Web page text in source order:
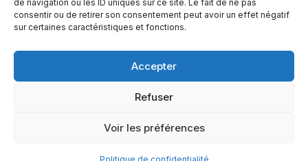
de navigation ou les ID uniques sur ce site. Le fait de ne pas
consentir ou de retirer son consentement peut avoir un effet négatif
sur certaines caractéristiques et fonctions.
Accepter
Refuser
Voir les préférences
© 2026 Babel Communication.